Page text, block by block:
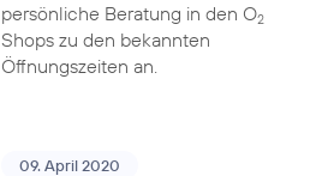
persönliche Beratung in den O2
Shops zu den bekannten
Öffnungszeiten an.
09. April 2020